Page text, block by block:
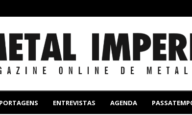
ENTREVISTAS AGENDA